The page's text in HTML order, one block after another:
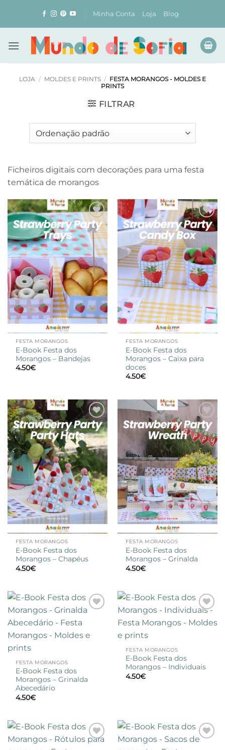
content
Minha Conta Loja Blog
LOJA / MOLDES E PRINTS / FESTA MORANGOS - MOLDES E
PRINTS
FILTRAR
Ficheiros digitais com decorações para uma festa
temática de morangos
Adicionar
à lista de
desejos
FESTA MORANGOS
E-Book Festa dos
Morangos – Bandejas
4.50€
Adicionar
à lista de
desejos
FESTA MORANGOS
E-Book Festa dos
Morangos – Caixa para
doces
4.50€
Adicionar
à lista de
desejos
FESTA MORANGOS
E-Book Festa dos
Morangos – Chapéus
4.50€
Adicionar
à lista de
desejos
FESTA MORANGOS
E-Book Festa dos
Morangos – Grinalda
4.50€
à lista de
FESTA MORANGOS
E-Book Festa dos
Morangos – Grinalda
Abecedário
4.50€
à lista de
FESTA MORANGOS
E-Book Festa dos
Morangos – Individuais
4.50€
Adicionar